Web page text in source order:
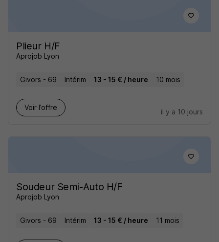
Plieur H/F
Aprojob Lyon
Givors - 69 Intérim 13 - 15 € / heure 10 mois
Voir l’offre
il y a 10 jours
Soudeur Semi-Auto H/F
Aprojob Lyon
Givors - 69 Intérim 13 - 15 € / heure 11 mois